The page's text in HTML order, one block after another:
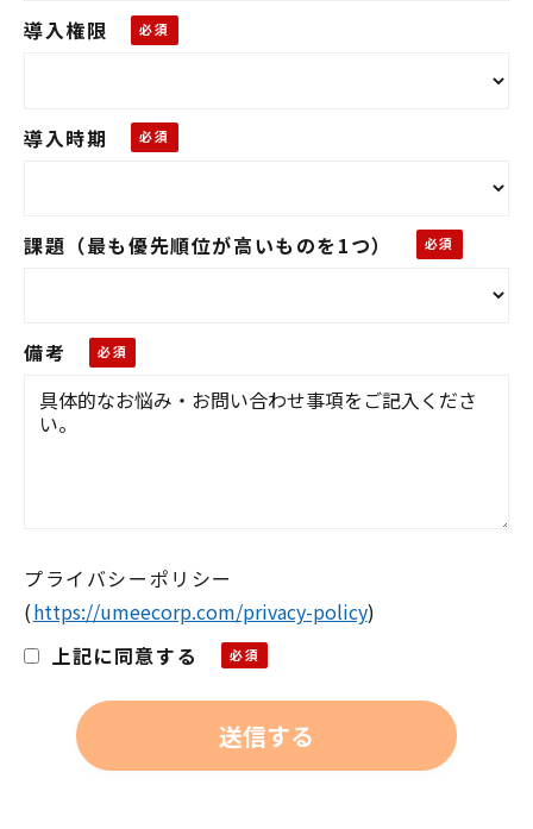
導入権限
導入時期
課題（最も優先順位が高いものを1つ）
備考
プライバシーポリシー
(https://umeecorp.com/privacy-policy)
上記に同意する